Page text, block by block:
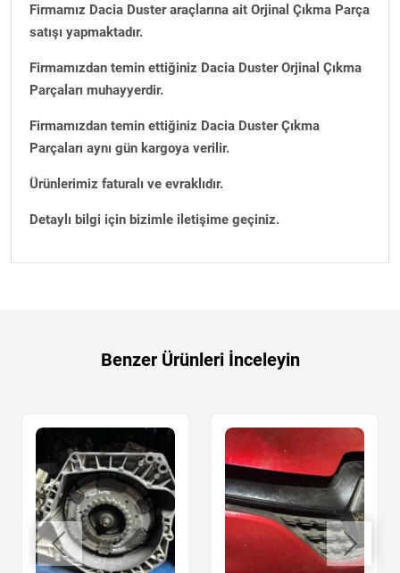
Firmamız Dacia Duster araçlarına ait Orjinal Çıkma Parça
satışı yapmaktadır.
Firmamızdan temin ettiğiniz Dacia Duster Orjinal Çıkma
Parçaları muhayyerdir.
Firmamızdan temin ettiğiniz Dacia Duster Çıkma
Parçaları aynı gün kargoya verilir.
Ürünlerimiz faturalı ve evraklıdır.
Detaylı bilgi için bizimle iletişime geçiniz.
Benzer Ürünleri İnceleyin